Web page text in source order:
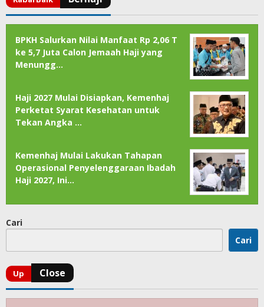
BPKH Salurkan Nilai Manfaat Rp 2,06 T
ke 5,7 Juta Calon Jemaah Haji yang
Menungg…
Haji 2027 Mulai Disiapkan, Kemenhaj
Perketat Syarat Kesehatan untuk
Tekan Angka …
Kemenhaj Mulai Lakukan Tahapan
Operasional Penyelenggaraan Ibadah
Haji 2027, Ini…
Cari
Cari